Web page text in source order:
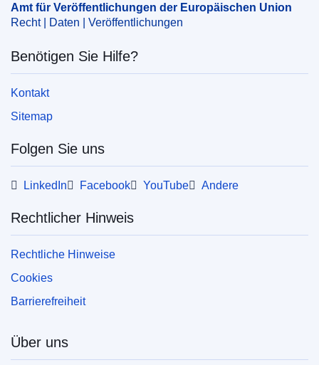
Amt für Veröffentlichungen der Europäischen Union
Recht | Daten | Veröffentlichungen
Benötigen Sie Hilfe?
Kontakt
Sitemap
Folgen Sie uns
LinkedIn Facebook YouTube Andere
Rechtlicher Hinweis
Rechtliche Hinweise
Cookies
Barrierefreiheit
Über uns